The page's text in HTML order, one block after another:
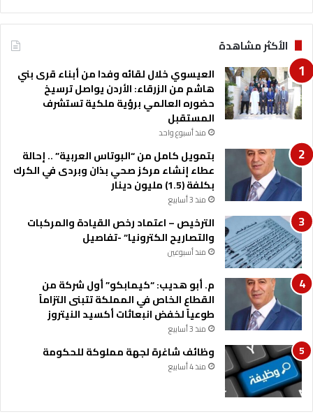
ر
و
ف
ي
ق
ا
ل
ع
د
ن
الأكثر مشاهدة
العيسوي خلال لقائه وفدا من أبناء قرى بني
هاشم من الزرقاء: الأردن يواصل ترسيخ
حضوره العالمي برؤية ملكية تستشرف
المستقبل
منذ أسبوع واحد
بتمويل كامل من “البوتاس العربية” .. إحالة
عطاء إنشاء مركز صحي بذان وبردى في الكرك
بكلفة (1.5) مليون دينار
منذ 3 أسابيع
الترخيص – اعتماد رخص القيادة والمركبات
والتصاريح الكترونيا” -تفاصيل
منذ أسبوعين
م. أبو هديب: “كيمابكو” أول شركة من
القطاع الخاص في المملكة تتبنى التزاماً
طوعياً لخفض انبعاثات أكسيد النيتروز
منذ 3 أسابيع
وظائف شاغرة لجهة مملوكة للحكومة
منذ 4 أسابيع